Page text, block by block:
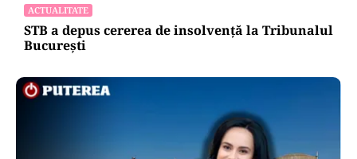
ACTUALITATE
STB a depus cererea de insolvență la Tribunalul
București